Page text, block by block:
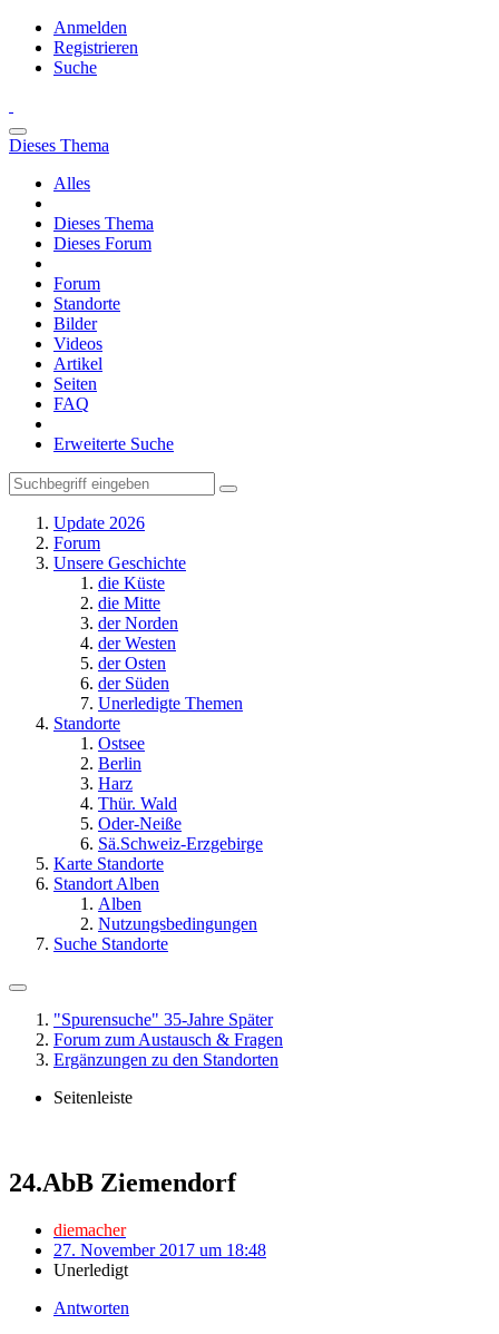
Anmelden
Registrieren
Suche
Dieses Thema
Alles
Dieses Thema
Dieses Forum
Forum
Standorte
Bilder
Videos
Artikel
Seiten
FAQ
Erweiterte Suche
Update 2026
Forum
Unsere Geschichte
die Küste
die Mitte
der Norden
der Westen
der Osten
der Süden
Unerledigte Themen
Standorte
Ostsee
Berlin
Harz
Thür. Wald
Oder-Neiße
Sä.Schweiz-Erzgebirge
Karte Standorte
Standort Alben
Alben
Nutzungsbedingungen
Suche Standorte
"Spurensuche" 35-Jahre Später
Forum zum Austausch & Fragen
Ergänzungen zu den Standorten
Seitenleiste
24.AbB Ziemendorf
diemacher
27. November 2017 um 18:48
Unerledigt
Antworten